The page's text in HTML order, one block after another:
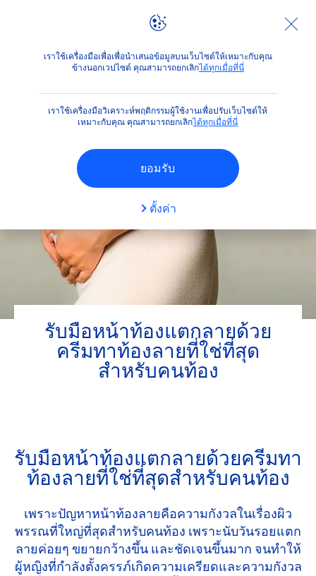
เราใช้เครื่องมือเพื่อเพื่อนำเสนอข้อมูลบนเว็บไซต์ให้เหมาะกับคุณ
ข้างนอกเวปไซต์ คุณสามารถยกเลิกได้ทุกเมื่อที่นี่
เราใช้เครื่องมือวิเคราะห์พฤติกรรมผู้ใช้งานเพื่อปรับเว็บไซต์ให้
เหมาะกับคุณ คุณสามารถยกเลิกได้ทุกเมื่อที่นี่
ยอมรับ
ตั้งค่า
คำแนะนำ รับมือหน้าท้องแตกลายด้วยครีมทาท้องลายที่ใช่ที่สุด
รับมือหน้าท้องแตกลายด้วย
ครีมทาท้องลายที่ใช่ที่สุด
สำหรับคนท้อง
รับมือหน้าท้องแตกลายด้วยครีมทา
ท้องลายที่ใช่ที่สุดสำหรับคนท้อง
เพราะปัญหาหน้าท้องลายคือความกังวลในเรื่องผิว
พรรณที่ใหญ่ที่สุดสำหรับคนท้อง เพราะนับวันรอยแตก
ลายค่อยๆ ขยายกว้างขึ้น และชัดเจนขึ้นมาก จนทำให้
ผู้หญิงที่กำลังตั้งครรภ์เกิดความเครียดและความกังวล